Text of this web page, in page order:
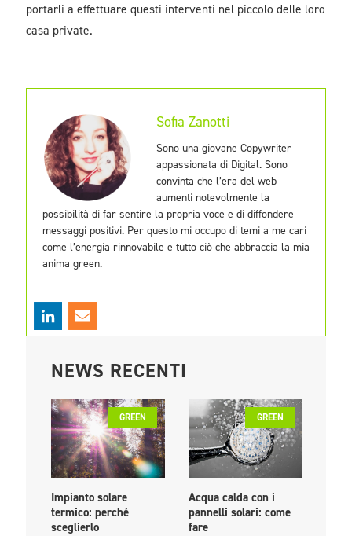
portarli a effettuare questi interventi nel piccolo delle loro
casa private.
Sofia Zanotti
Sono una giovane Copywriter
appassionata di Digital. Sono
convinta che l’era del web
aumenti notevolmente la
possibilità di far sentire la propria voce e di diffondere
messaggi positivi. Per questo mi occupo di temi a me cari
come l’energia rinnovabile e tutto ciò che abbraccia la mia
anima green.
NEWS RECENTI
GREEN
Impianto solare
termico: perché
sceglierlo
GREEN
Acqua calda con i
pannelli solari: come
fare